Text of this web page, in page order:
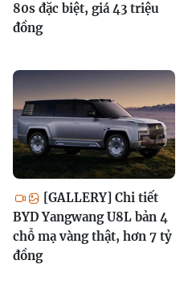
80s đặc biệt, giá 43 triệu
đồng
[GALLERY] Chi tiết
BYD Yangwang U8L bản 4
chỗ mạ vàng thật, hơn 7 tỷ
đồng